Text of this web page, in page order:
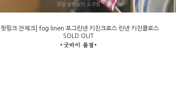
[핫핑크 잔체크] fog linen 포그린넨 키친크로스 린넨 키친클로스
SOLD OUT